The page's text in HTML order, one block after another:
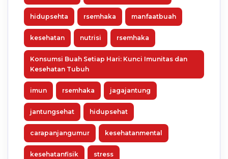
hidupsehta rsemhaka manfaatbuah
kesehatan nutrisi rsemhaka
Konsumsi Buah Setiap Hari: Kunci Imunitas dan
Kesehatan Tubuh
imun rsemhaka jagajantung
jantungsehat hidupsehat
carapanjangumur kesehatanmental
kesehatanfisik stress